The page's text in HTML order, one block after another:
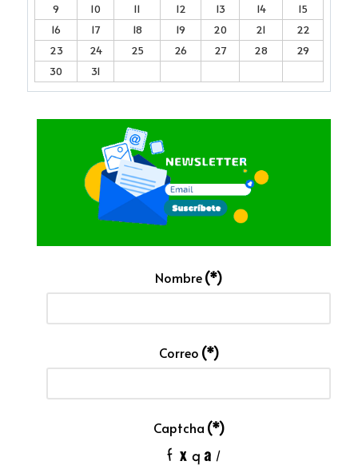
9
10 11 12 13 14
15
16
17 18 19 20 21
22
23
24 25 26 27 28
29
30
31
Nombre(*)
Correo (*)
Captcha (*)